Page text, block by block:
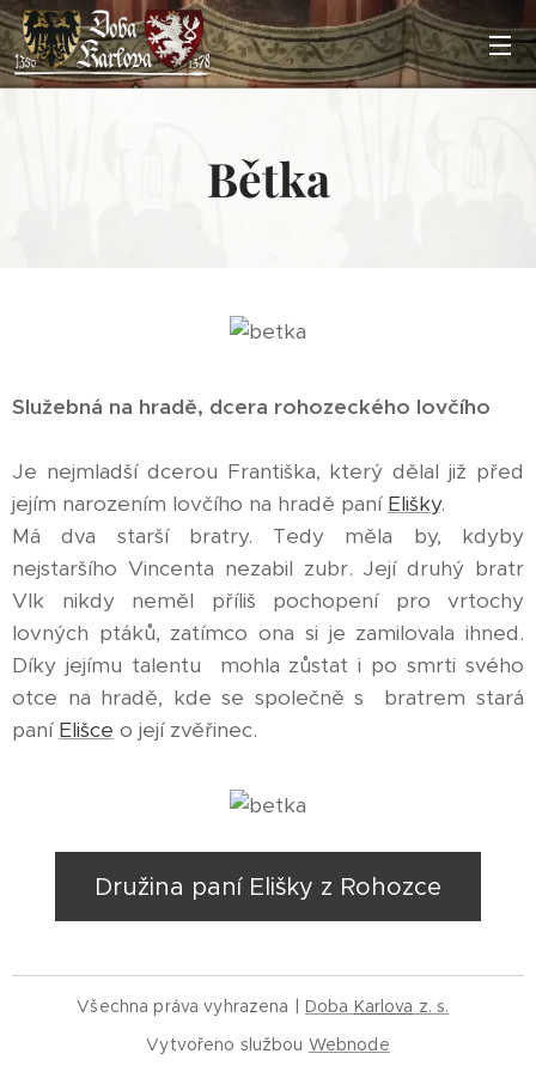
Bětka
Služebná na hradě, dcera rohozeckého lovčího
Je nejmladší dcerou Františka, který dělal již před
jejím narozením lovčího na hradě paní Elišky.
Má dva starší bratry. Tedy měla by, kdyby
nejstaršího Vincenta nezabil zubr. Její druhý bratr
Vlk nikdy neměl příliš pochopení pro vrtochy
lovných ptáků, zatímco ona si je zamilovala ihned.
Díky jejímu talentu mohla zůstat i po smrti svého
otce na hradě, kde se společně s bratrem stará
paní Elišce o její zvěřinec.
Družina paní Elišky z Rohozce
Všechna práva vyhrazena | Doba Karlova z. s.
Vytvořeno službou Webnode